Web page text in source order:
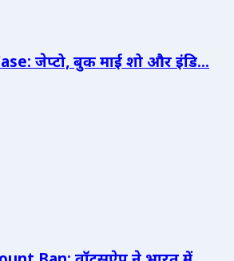
जेप्टो, बुक माई शो और इंडि...